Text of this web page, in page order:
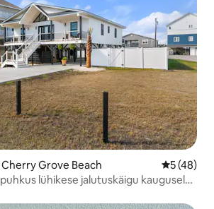
Cherry Grove Beach Keskmine
5 (48)
lühikese jalutuskäigu kaugusel